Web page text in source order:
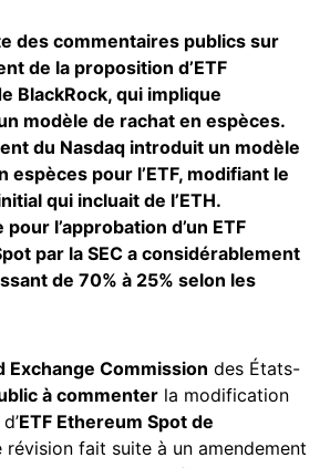
des commentaires publics sur
de la proposition d’ETF
BlackRock, qui implique
modèle de rachat en espèces.
du Nasdaq introduit un modèle
espèces pour l’ETF, modifiant le
qui incluait de l’ETH.
pour l’approbation d’un ETF
par la SEC a considérablement
de 70% à 25% selon les
Exchange Commission des États-
à commenter la modification
ETF Ethereum Spot de
révision fait suite à un amendement